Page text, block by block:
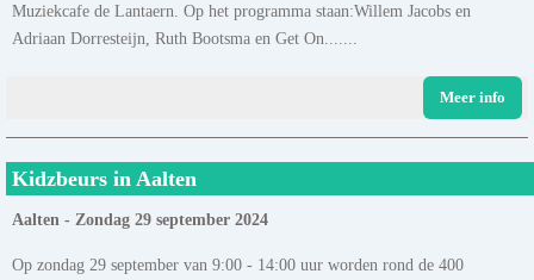
Muziekcafe de Lantaern. Op het programma staan:Willem Jacobs en
Adriaan Dorresteijn, Ruth Bootsma en Get On.......
Meer info
Kidzbeurs in Aalten
Aalten - Zondag 29 september 2024
Op zondag 29 september van 9:00 - 14:00 uur worden rond de 400